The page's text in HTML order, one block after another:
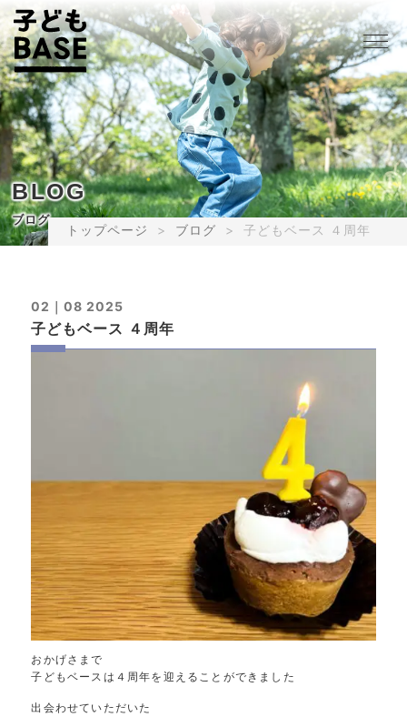
BLOG
ブログ
トップページ ブログ 子どもベース ４周年
02｜08 2025
子どもベース ４周年
おかげさまで
子どもベースは４周年を迎えることができました
出会わせていただいた